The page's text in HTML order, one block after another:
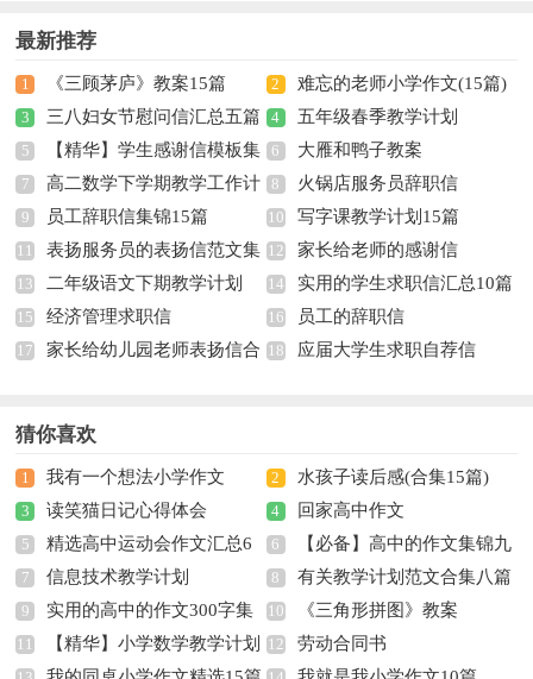
最新推荐
1 《三顾茅庐》教案15篇 2 难忘的老师小学作文(15篇)
3 三八妇女节慰问信汇总五篇 4 五年级春季教学计划
5
【精华】学生感谢信模板集
合五篇
6 大雁和鸭子教案
7
高二数学下学期教学工作计
划
8 火锅店服务员辞职信
9 员工辞职信集锦15篇 10 写字课教学计划15篇
11
表扬服务员的表扬信范文集
锦9篇
12 家长给老师的感谢信
13 二年级语文下期教学计划 14 实用的学生求职信汇总10篇
15 经济管理求职信 16 员工的辞职信
17
家长给幼儿园老师表扬信合 18 应届大学生求职自荐信
猜你喜欢
1 我有一个想法小学作文 2 水孩子读后感(合集15篇)
3 读笑猫日记心得体会 4 回家高中作文
5
精选高中运动会作文汇总6
篇
6
【必备】高中的作文集锦九
篇
7 信息技术教学计划 8 有关教学计划范文合集八篇
9
实用的高中的作文300字集
合九篇
10 《三角形拼图》教案
11
【精华】小学数学教学计划
12 劳动合同书